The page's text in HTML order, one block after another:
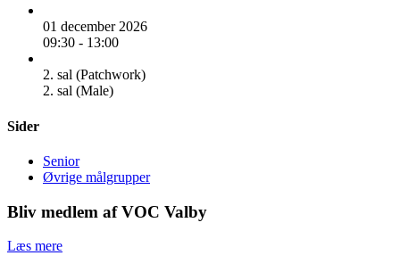
01 december 2026
09:30 - 13:00
2. sal (Patchwork)
2. sal (Male)
Sider
Senior
Øvrige målgrupper
Bliv medlem af VOC Valby
Læs mere